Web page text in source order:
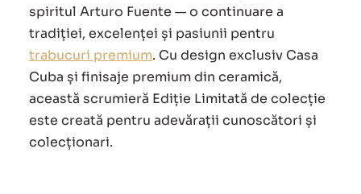
a
fost:
1,200.00 lei.
este:
950.00 lei.
spiritul Arturo Fuente — o continuare a
tradiției, excelenței și pasiunii pentru
trabucuri premium. Cu design exclusiv Casa
Cuba și finisaje premium din ceramică,
această scrumieră Ediție Limitată de colecție
este creată pentru adevărații cunoscători și
colecționari.